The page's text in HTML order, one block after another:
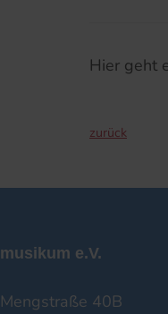
Hier geht
zurück
musikum e.V.
Mengstraße 40B